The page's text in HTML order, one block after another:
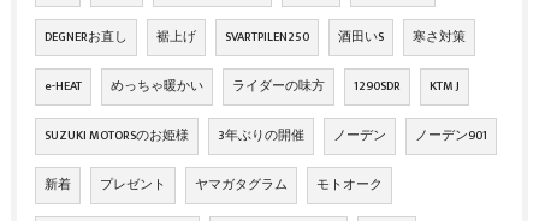
DEGNERお直し 裾上げ SVARTPILEN250 酒田いS 寒さ対策
e-HEAT めっちゃ暖かい ライダーの味方 1290SDR KTM J
SUZUKI MOTORSのお姫様 3年ぶりの開催 ノーデン ノーデン901
新着 プレゼント ヤマガタグラム モトオーク